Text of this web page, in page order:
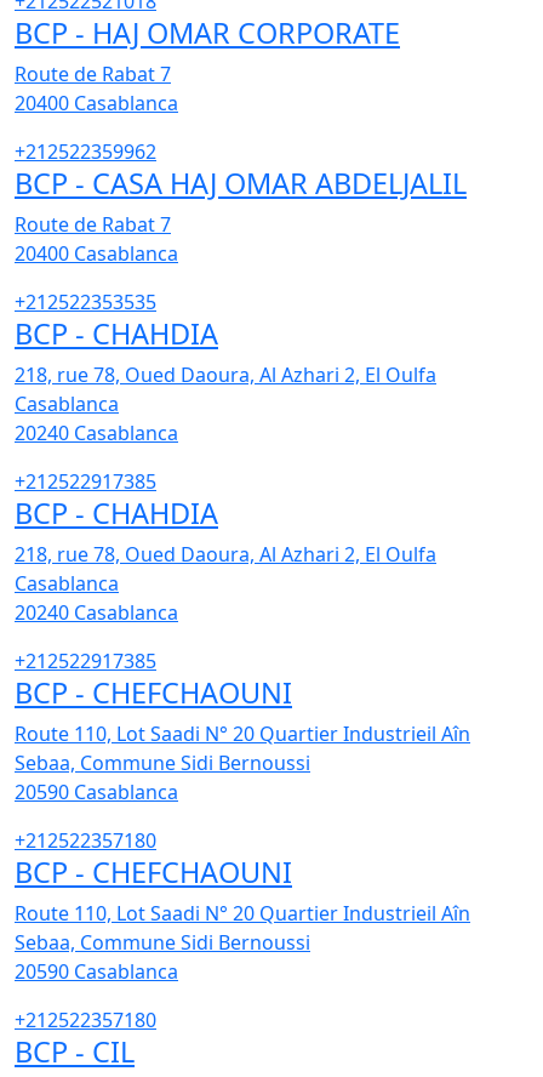
BCP - HAJ OMAR CORPORATE
Route de Rabat 7
20400 Casablanca
+212522359962
BCP - CASA HAJ OMAR ABDELJALIL
Route de Rabat 7
20400 Casablanca
+212522353535
BCP - CHAHDIA
218, rue 78, Oued Daoura, Al Azhari 2, El Oulfa
Casablanca
20240 Casablanca
+212522917385
BCP - CHAHDIA
218, rue 78, Oued Daoura, Al Azhari 2, El Oulfa
Casablanca
20240 Casablanca
+212522917385
BCP - CHEFCHAOUNI
Route 110, Lot Saadi N° 20 Quartier Industrieil Aîn
Sebaa, Commune Sidi Bernoussi
20590 Casablanca
+212522357180
BCP - CHEFCHAOUNI
Route 110, Lot Saadi N° 20 Quartier Industrieil Aîn
Sebaa, Commune Sidi Bernoussi
20590 Casablanca
+212522357180
BCP - CIL